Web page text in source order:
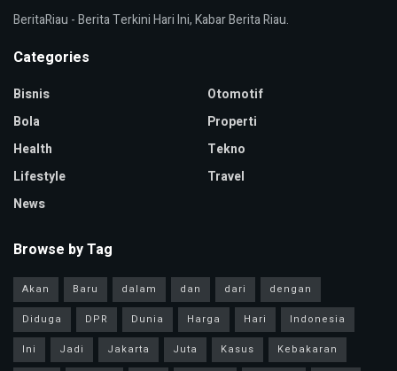
BeritaRiau - Berita Terkini Hari Ini, Kabar Berita Riau.
Categories
Bisnis
Bola
Health
Lifestyle
News
Otomotif
Properti
Tekno
Travel
Browse by Tag
Akan Baru dalam dan dari
dengan
Diduga
DPR Dunia Harga Hari
Indonesia
Ini
Jadi Jakarta Juta Kasus
Kebakaran